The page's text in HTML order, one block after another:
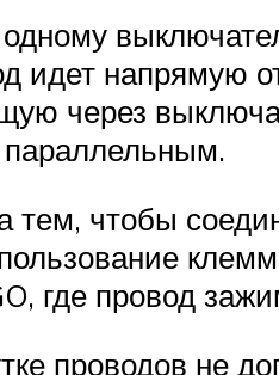
идет напрямую
через
параллельным.
тем, чтобы
где провод
проводов не